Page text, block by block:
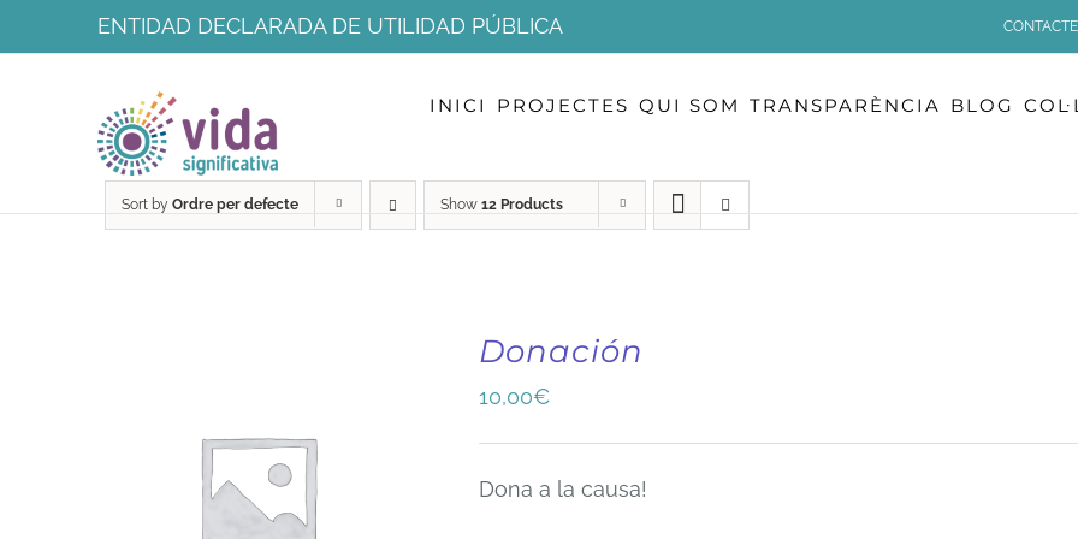
ENTIDAD DECLARADA DE UTILIDAD PÚBLICA CONTACTE
INICI PROJECTES QUI SOM TRANSPARÈNCIA BLOG
Sort by Ordre per defecte Show 12 Products
Donación
10,00€
Dona a la causa!